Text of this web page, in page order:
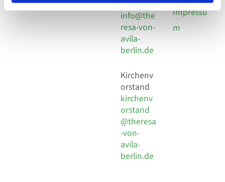
E-Mail
info@the
resa-von-
avila-
berlin.de
Kirchenv
orstand
kirchenv
orstand
@theresa
-von-
avila-
berlin.de
Impressu
m